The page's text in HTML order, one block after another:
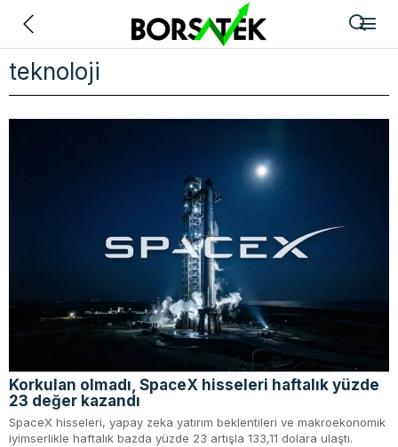
teknoloji
Korkulan olmadı, SpaceX hisseleri haftalık yüzde
23 değer kazandı
SpaceX hisseleri, yapay zeka yatırım beklentileri ve makroekonomik
iyimserlikle haftalık bazda yüzde 23 artışla 133,11 dolara ulaştı.